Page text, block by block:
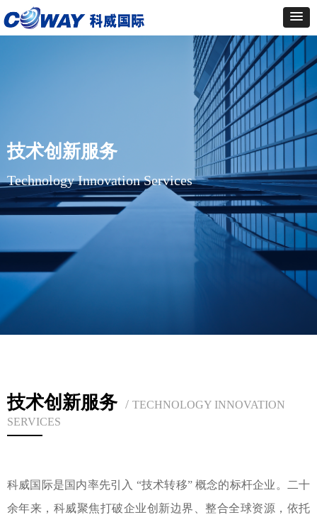
技术创新服务
Technology Innovation Services
技术创新服务 / TECHNOLOGY INNOVATION
SERVICES
科威国际是国内率先引入 “技术转移” 概念的标杆企业。二十
余年来，科威聚焦打破企业创新边界、整合全球资源，依托